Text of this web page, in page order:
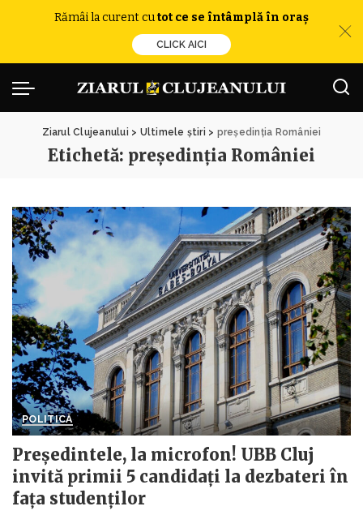
Rămâi la curent cutot ce se întâmplă în oraș
CLICK AICI
Ziarul Clujeanului > Ultimele știri > președinția României
Etichetă: președinția României
POLITICĂ
Președintele, la microfon! UBB Cluj
invită primii 5 candidați la dezbateri în
fața studenților